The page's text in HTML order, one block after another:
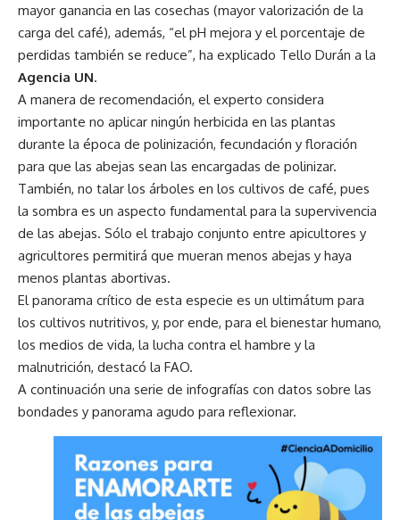
mayor ganancia en las cosechas (mayor valorización de la
carga del café), además, “el pH mejora y el porcentaje de
perdidas también se reduce”, ha explicado Tello Durán a la
Agencia UN.
A manera de recomendación, el experto considera
importante no aplicar ningún herbicida en las plantas
durante la época de polinización, fecundación y floración
para que las abejas sean las encargadas de polinizar.
También, no talar los árboles en los cultivos de café, pues
la sombra es un aspecto fundamental para la supervivencia
de las abejas. Sólo el trabajo conjunto entre apicultores y
agricultores permitirá que mueran menos abejas y haya
menos plantas abortivas.
El panorama crítico de esta especie es un ultimátum para
los cultivos nutritivos, y, por ende, para el bienestar humano,
los medios de vida, la lucha contra el hambre y la
malnutrición, destacó la FAO.
A continuación una serie de infografías con datos sobre las
bondades y panorama agudo para reflexionar.